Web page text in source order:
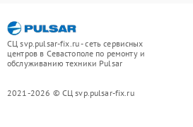
СЦ svp.pulsar-fix.ru - сеть сервисных
центров в Севастополе по ремонту и
обслуживанию техники Pulsar
2021-2026 © СЦ svp.pulsar-fix.ru